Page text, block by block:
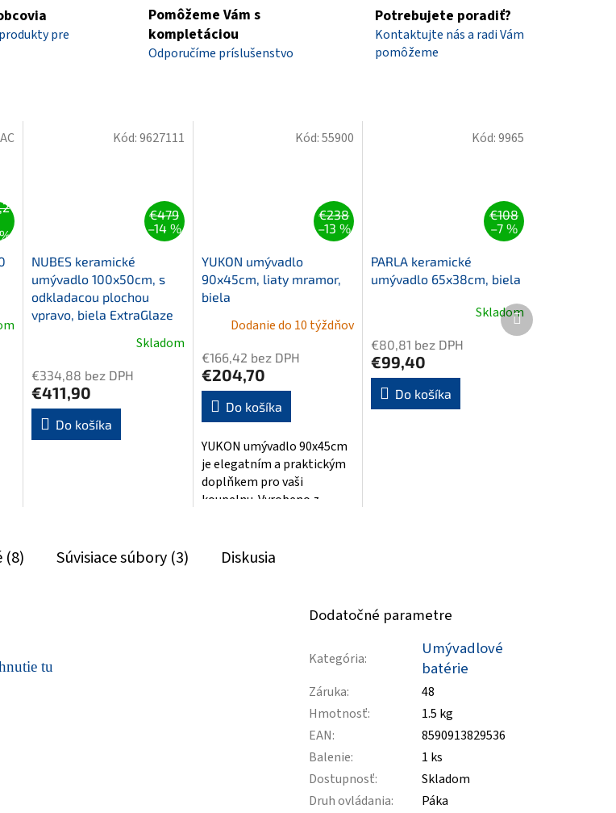
pre
Pomôžeme Vám s
kompletáciou
Odporučíme príslušenstvo
Potrebujete poradiť?
Kontaktujte nás a radi Vám
pomôžeme
€479
–14 %
NUBES keramické
umývadlo 100x50cm, s
odkladacou plochou
vpravo, biela ExtraGlaze
Skladom
€334,88 bez DPH
€411,90
Do košíka
Kód:9627111
€238
–13 %
YUKON umývadlo
90x45cm, liaty mramor,
biela
Dodanie do 10 týždňov
€166,42 bez DPH
€204,70
Do košíka
YUKON umývadlo 90x45cm
je elegatním a praktickým
doplňkem pro vaši
koupelnu. Vyrobeno z
Kód:55900
€108
–7 %
PARLA keramické
umývadlo 65x38cm, biela
Skladom
€80,81 bez DPH
€99,40
Do košíka
Kód:9965
Ďalší
produkt
(8) Súvisiace súbory (3) Diskusia
tu
Dodatočné parametre
Kategória:
Umývadlové
batérie
Záruka:
48
Hmotnosť:
1.5 kg
EAN:
8590913829536
Balenie:
1 ks
Dostupnosť:
Skladom
Druh ovládania:
Páka